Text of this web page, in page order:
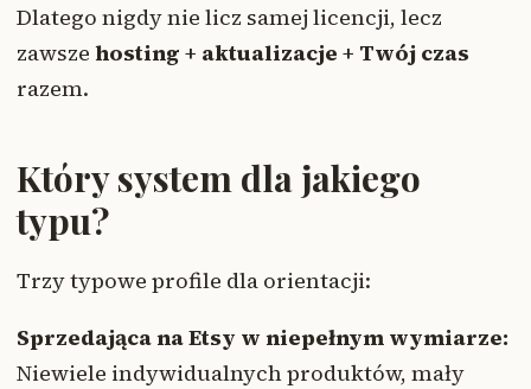
Dlatego nigdy nie licz samej licencji, lecz
zawsze hosting + aktualizacje + Twój czas
razem.
Który system dla jakiego
typu?
Trzy typowe profile dla orientacji:
Sprzedająca na Etsy w niepełnym wymiarze:
Niewiele indywidualnych produktów, mały